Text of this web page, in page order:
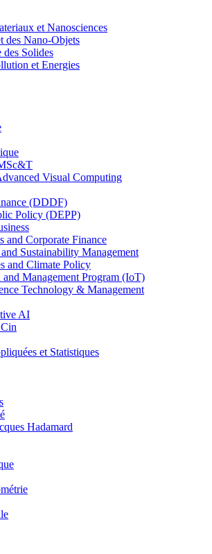
et Nanosciences
des Nano-Objets
Solides
et Energies
Visual Computing
(DDDF)
Policy (DEPP)
Corporate Finance
Sustainability Management
and Climate Policy
Management Program (IoT)
Technology & Management
AI
et Statistiques
Hadamard